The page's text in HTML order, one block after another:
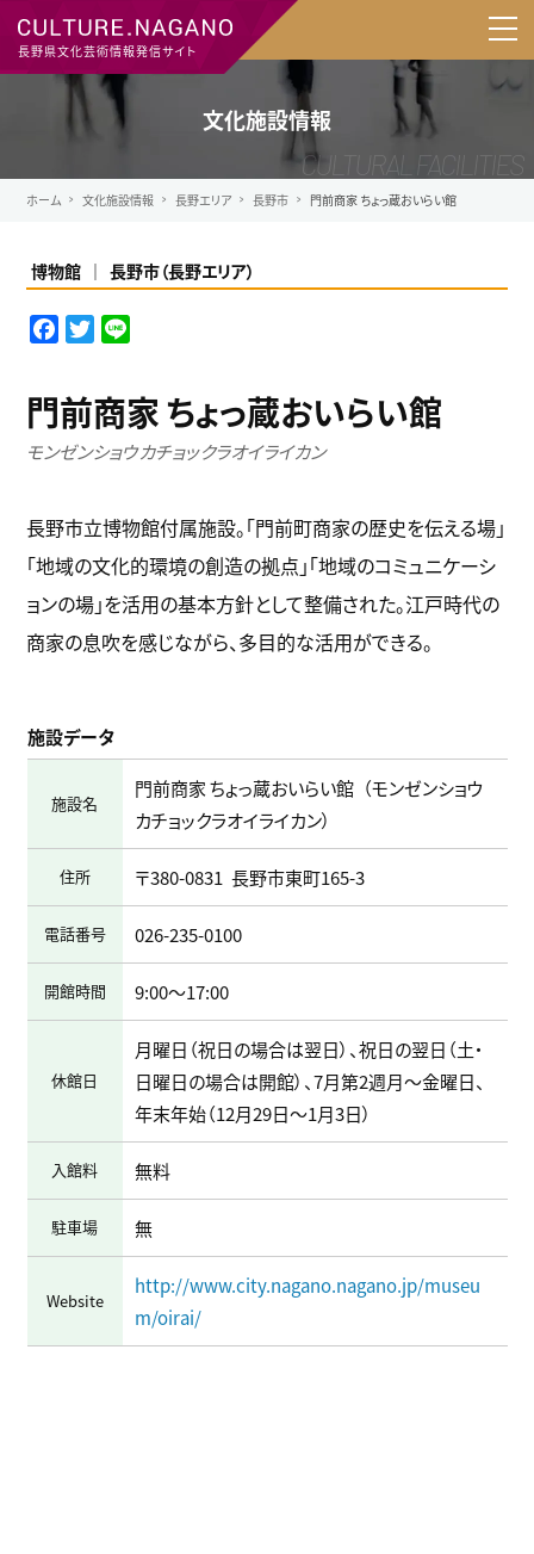
長野県文化芸術情報発信サイト
文化施設情報
ホーム 文化施設情報 長野エリア 長野市 門前商家 ちょっ蔵おいらい館
博物館 長野市（長野エリア）
F
e
b
k
T
t
t
e
門前商家 ちょっ蔵おいらい館
モンゼンショウカチョックラオイライカン
長野市立博物館付属施設。「門前町商家の歴史を伝える場」
「地域の文化的環境の創造の拠点」「地域のコミュニケーシ
ョンの場」を活用の基本方針として整備された。江戸時代の
商家の息吹を感じながら、多目的な活用ができる。
施設データ
施設名
門前商家 ちょっ蔵おいらい館
モンゼンショウ
カチョックラオイライカン
住所 〒380-0831 長野市東町165-3
電話番号 026-235-0100
開館時間 9:00～17:00
休館日
月曜日（祝日の場合は翌日）、祝日の翌日（土・
日曜日の場合は開館）、7月第2週月～金曜日、
年末年始（12月29日～1月3日）
入館料 無料
駐車場 無
Website
http://www.city.nagano.nagano.jp/museu
m/oirai/